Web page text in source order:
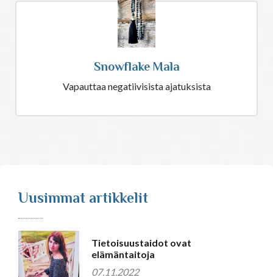
Snowflake Mala
Vapauttaa negatiivisista ajatuksista
Uusimmat artikkelit
Tietoisuustaidot ovat
elämäntaitoja
07.11.2022